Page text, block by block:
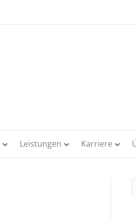
Leistungen Karriere